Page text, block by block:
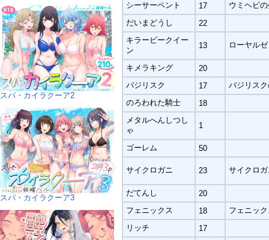
シーサーペント
17
ウミヘビ
だいまどうし
22
キラービークイー
ン
13 ローヤル
キメラキング
20
バジリスク
17
バジリス
のろわれた騎士
18
メタルへんしつし
ゃ
1
ゴーレム 50
サイクロガニ 23 サイクロ
だてんし
20
フェニックス
18
フェニッ
リッチ
17
スパ・カイラクーア2
スパ・カイラクーア3